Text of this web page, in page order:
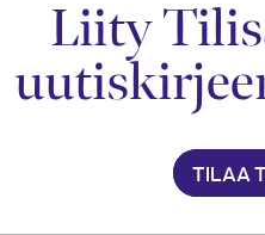
Liity
TILAA